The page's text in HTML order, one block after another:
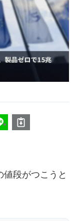
段がつこうと